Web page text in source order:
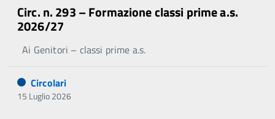
Circ. n. 293 – Formazione classi prime a.s.
2026/27
Ai Genitori – classi prime a.s.
Circolari
15 Luglio 2026